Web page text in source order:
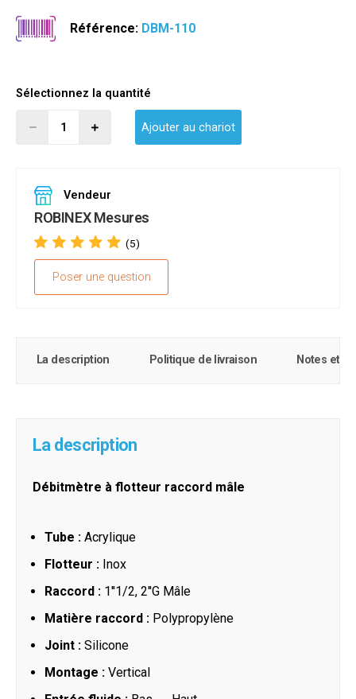
Référence: DBM-110
Sélectionnez la quantité
Ajouter au chariot
Vendeur
ROBINEX Mesures
(5)
Poser une question
La description Politique de livraison Notes et
La description
Débitmètre à flotteur raccord mâle
Tube : Acrylique
Flotteur : Inox
Raccord : 1''1/2, 2''G Mâle
Matière raccord : Polypropylène
Joint : Silicone
Montage : Vertical